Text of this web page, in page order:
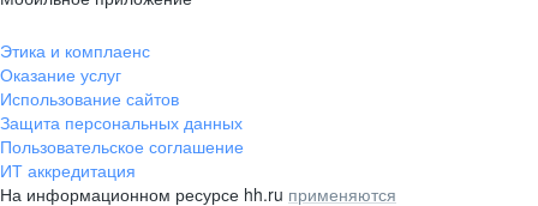
Этика и комплаенс
Оказание услуг
Использование сайтов
Защита персональных данных
Пользовательское соглашение
ИТ аккредитация
На информационном ресурсе hh.ru применяются